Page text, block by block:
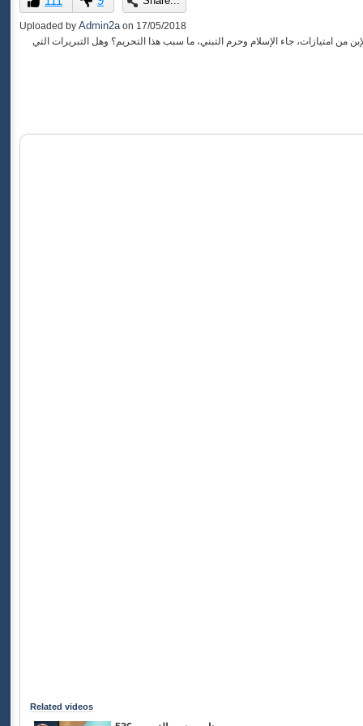
of
0
seconds
Uploaded by Admin2a on 17/05/2018
امتيازات، جاء الإسلام وحرم التبني، ما سبب هذا التحريم؟ وهل التبريرات التي
Related videos